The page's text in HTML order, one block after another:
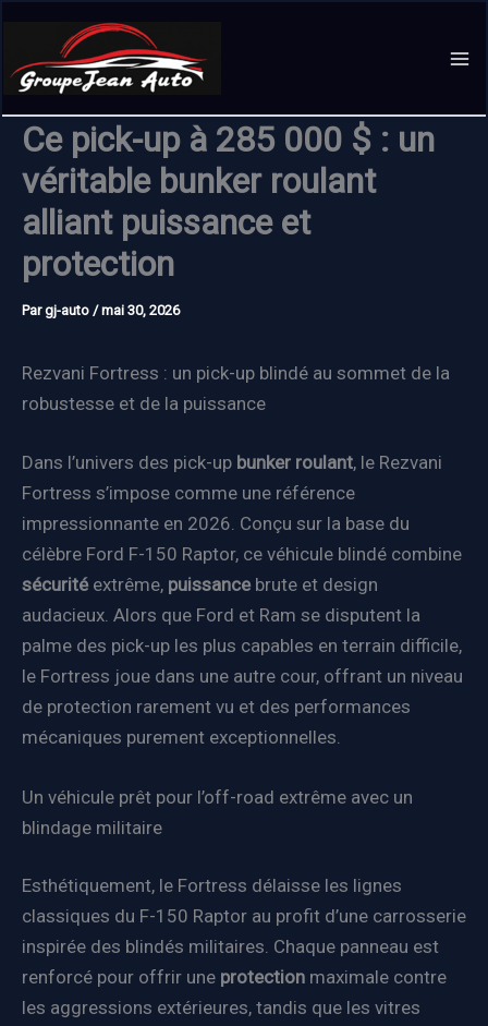
contenu
Ce pick-up à 285 000 $ : un
véritable bunker roulant
alliant puissance et
protection
Pargj-auto /mai 30, 2026
Rezvani Fortress : un pick-up blindé au sommet de la
robustesse et de la puissance
Dans l’univers des pick-up bunker roulant, le Rezvani
Fortress s’impose comme une référence
impressionnante en 2026. Conçu sur la base du
célèbre Ford F-150 Raptor, ce véhicule blindé combine
sécuritéextrême, puissancebrute et design
audacieux. Alors que Ford et Ram se disputent la
palme des pick-up les plus capables en terrain difficile,
le Fortress joue dans une autre cour, offrant un niveau
de protection rarement vu et des performances
mécaniques purement exceptionnelles.
Un véhicule prêt pour l’off-road extrême avec un
blindage militaire
Esthétiquement, le Fortress délaisse les lignes
classiques du F-150 Raptor au profit d’une carrosserie
inspirée des blindés militaires. Chaque panneau est
renforcé pour offrir une protection maximale contre
les aggressions extérieures, tandis que les vitres